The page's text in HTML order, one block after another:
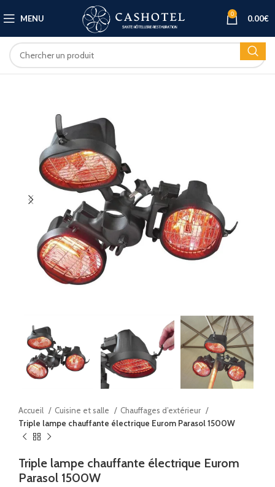
MENU 0 0.00€
Accueil Cuisine et salle
Chauffages d’extérieur
Triple lampe chauffante électrique Eurom Parasol 1500W
Triple lampe chauffante électrique Eurom
Parasol 1500W